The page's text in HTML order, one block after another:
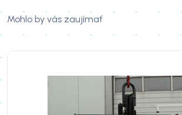
Mohlo by vás zaujímať